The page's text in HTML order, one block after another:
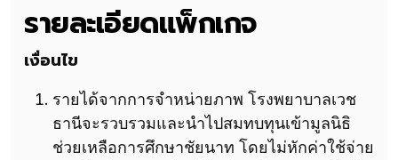
รายละเอียดแพ็กเกจ
เงื่อนไข
รายได้จากการจำหน่ายภาพ โรงพยาบาลเวช
ธานีจะรวบรวมและนำไปสมทบทุนเข้ามูลนิธิ
ช่วยเหลือการศึกษาชัยนาท โดยไม่หักค่าใช้จ่าย